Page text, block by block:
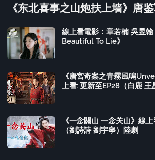
《东北喜事之山炮扶上墙》唐
線上看電影：章若楠 吳昱
Beautiful To Lie》
《唐宮奇案之青霧風鳴
上看: 更新至EP28（白鹿 王
《一念關山 一念关山》線
（劉詩詩 劉宇寧）陸劇